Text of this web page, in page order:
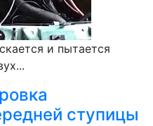
и пытается
ступицы